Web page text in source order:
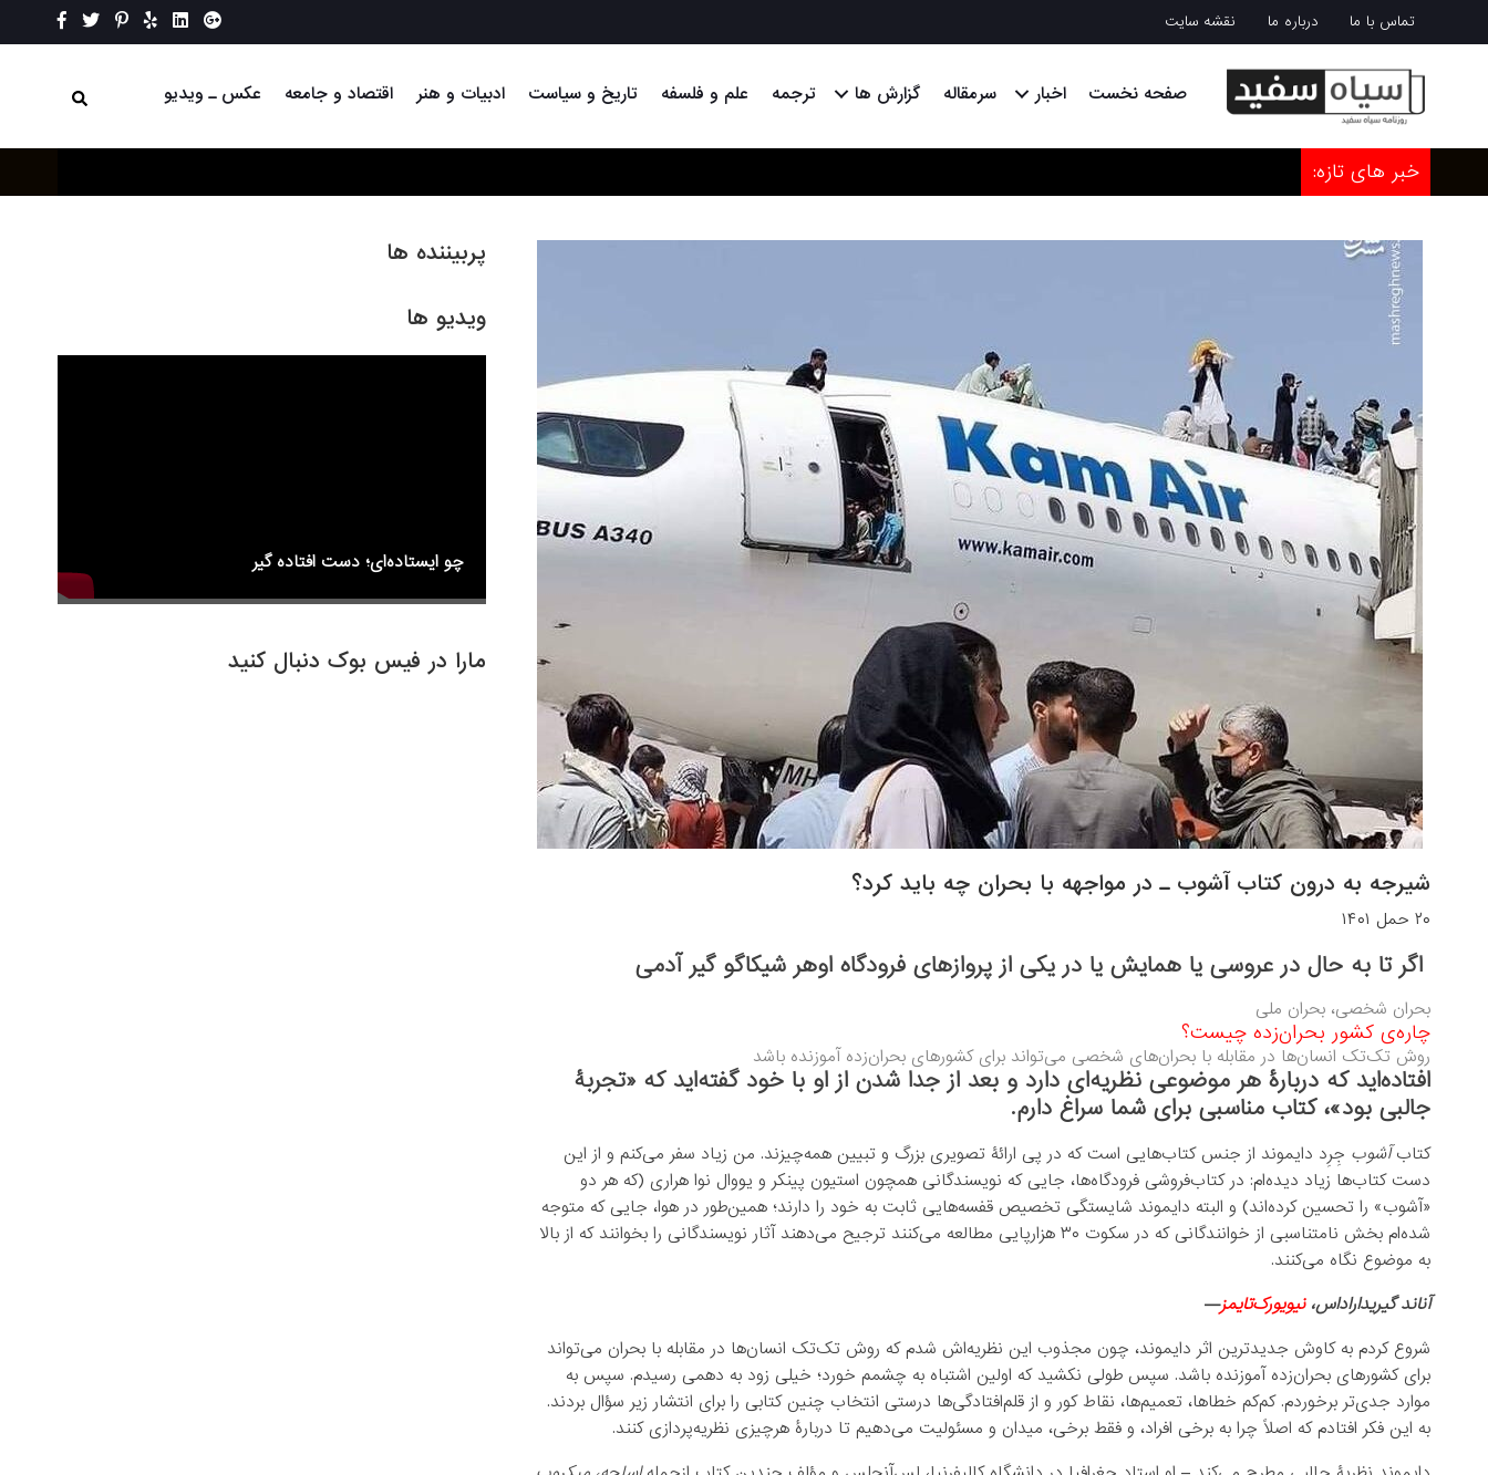
تماس با ما درباره ما نقشه سایت
صفحه نخست اخبار سرمقاله گزارش ها ترجمه علم و فلسفه تاریخ و سیاست ادبیات و هنر اقتصاد و جامعه عکس ـ ویدیو
خبر های تازه:
پربیننده ها
ویدیو ها
چو ایستاده‌ای؛ دست افتاده گیر
مارا در فیس بوک دنبال کنید
شیرجه به درون کتاب آشوب ـ در مواجهه با بحران چه باید کرد؟
۲۰ حمل ۱۴۰۱
اگر تا به حال در عروسی یا همایش یا در یکی از پروازهای فرودگاه اوهر شیکاگو گیر آدمی
بحران‌ شخصی، بحران ملی
چاره‌ی کشور بحران‌زده چیست؟
روش تک‌تک انسان‌ها در مقابله با بحران‌های شخصی می‌تواند برای کشورهای بحران‌زده آموزنده باشد
افتاده‌اید که دربارۀ هر موضوعی نظریه‌ای دارد و بعد از جدا شدن از او با خود گفته‌اید که «تجربۀ
جالبی بود»، کتاب مناسبی برای شما سراغ دارم.
کتابآشوب جِرِد دایموند از جنس کتاب‌هایی است که در پی ارائۀ تصویری بزرگ‌ و تبیین همه‌چیزند. من زیاد سفر می‌کنم و از این
دست کتاب‌ها زیاد دیده‌ام: در کتاب‌فروشی‌ فرودگاه‌ها، جایی که نویسندگانی همچون استیون پینکر و یووال نوا هراری (که هر دو
«آشوب» را تحسین کرده‌اند) و البته دایموند شایستگی تخصیص قفسه‌هایی ثابت به خود را دارند؛ همین‌طور در هوا، جایی که متوجه
شده‌ام بخش نامتناسبی از خوانندگانی که در سکوت ۳۰ هزارپایی مطالعه می‌کنند ترجیح می‌دهند آثار نویسندگانی را بخوانند که از بالا
به موضوع نگاه می‌کنند.
آناند گیریداراداس،نیویورک‌تایمز—
شروع کردم به کاوش جدیدترین اثر دایموند، چون مجذوب این نظریه‌اش شدم که روش تک‌تک انسان‌ها در مقابله با بحران می‌تواند
برای کشورهای بحران‌زده آموزنده باشد. سپس طولی نکشید که اولین اشتباه به چشمم خورد؛ خیلی زود به دهمی رسیدم. سپس به
موارد جدی‌تر برخوردم. کم‌کم خطاها، تعمیم‌ها، نقاط کور و از قلم‌افتادگی‌ها درستی انتخاب چنین کتابی را برای انتشار زیر سؤال بردند.
به این فکر افتادم که اصلاً چرا به برخی افراد، و فقط برخی، میدان و مسئولیت می‌دهیم تا دربارۀ هرچیزی نظریه‌پردازی کنند.